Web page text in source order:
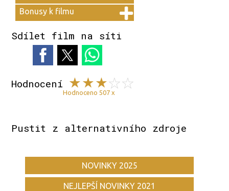
Bonusy k filmu
Sdílet film na síti
Hodnocení
Hodnoceno 507 x
Pustit z alternativního zdroje
NOVINKY 2025
NEJLEPŠÍ NOVINKY 2021